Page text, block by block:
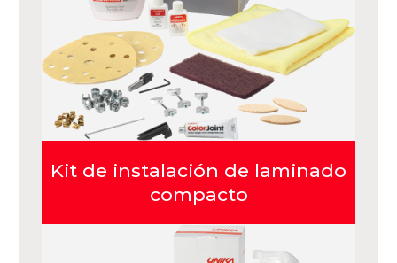
Kit de instalación de laminado
compacto